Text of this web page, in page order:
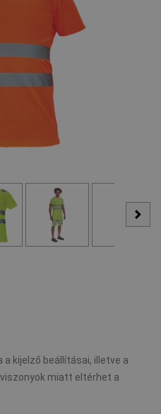
kijelző beállításai, illetve a
miatt eltérhet a